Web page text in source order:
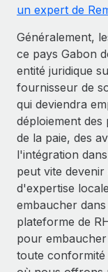
un expert de
Généralement,
ce pays Gabon
entité juridique
fournisseur de
qui deviendra
déploiement des
de la paie, des
l'intégration
peut vite
d'expertise
embaucher
plateforme de
pour
toute conformité